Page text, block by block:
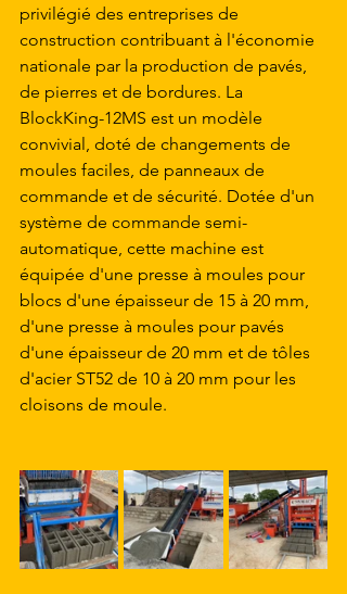
privilégié des entreprises de
construction contribuant à l'économie
nationale par la production de pavés,
de pierres et de bordures. La
BlockKing-12MS est un modèle
convivial, doté de changements de
moules faciles, de panneaux de
commande et de sécurité. Dotée d'un
système de commande semi-
automatique, cette machine est
équipée d'une presse à moules pour
blocs d'une épaisseur de 15 à 20 mm,
d'une presse à moules pour pavés
d'une épaisseur de 20 mm et de tôles
d'acier ST52 de 10 à 20 mm pour les
cloisons de moule.